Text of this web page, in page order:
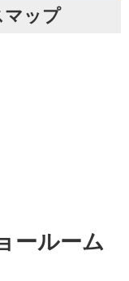
マップ
ールーム